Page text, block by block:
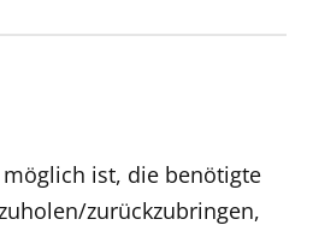
ist, die benötigte
zurückzubringen,